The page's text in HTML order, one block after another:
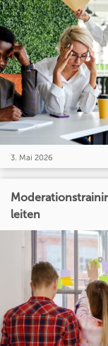
3. Mai 2026
leiten